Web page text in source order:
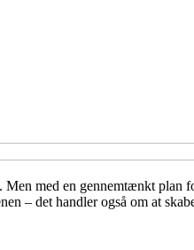
med en gennemtænkt plan
– det handler også om at